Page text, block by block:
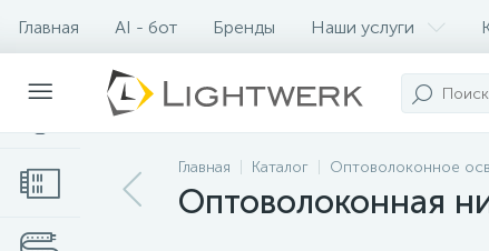
Главная AI - бот Бренды Наши услуги
Контакты
Главная Каталог Оптоволоконное
Оптоволоконная